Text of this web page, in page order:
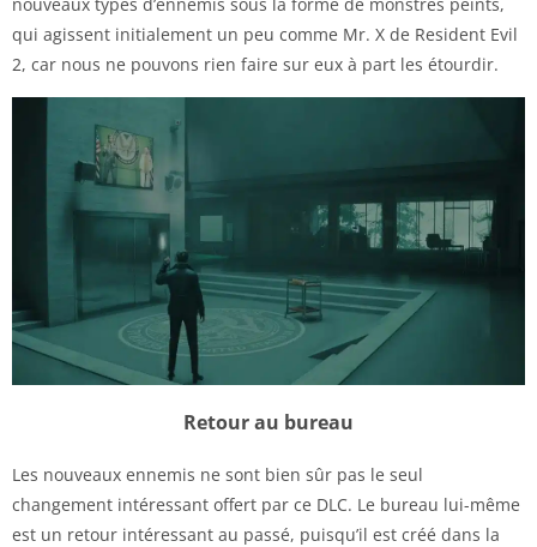
qui agissent initialement un peu comme Mr. X de Resident Evil
2, car nous ne pouvons rien faire sur eux à part les étourdir.
Retour au bureau
Les nouveaux ennemis ne sont bien sûr pas le seul
changement intéressant offert par ce DLC. Le bureau lui-même
est un retour intéressant au passé, puisqu’il est créé dans la